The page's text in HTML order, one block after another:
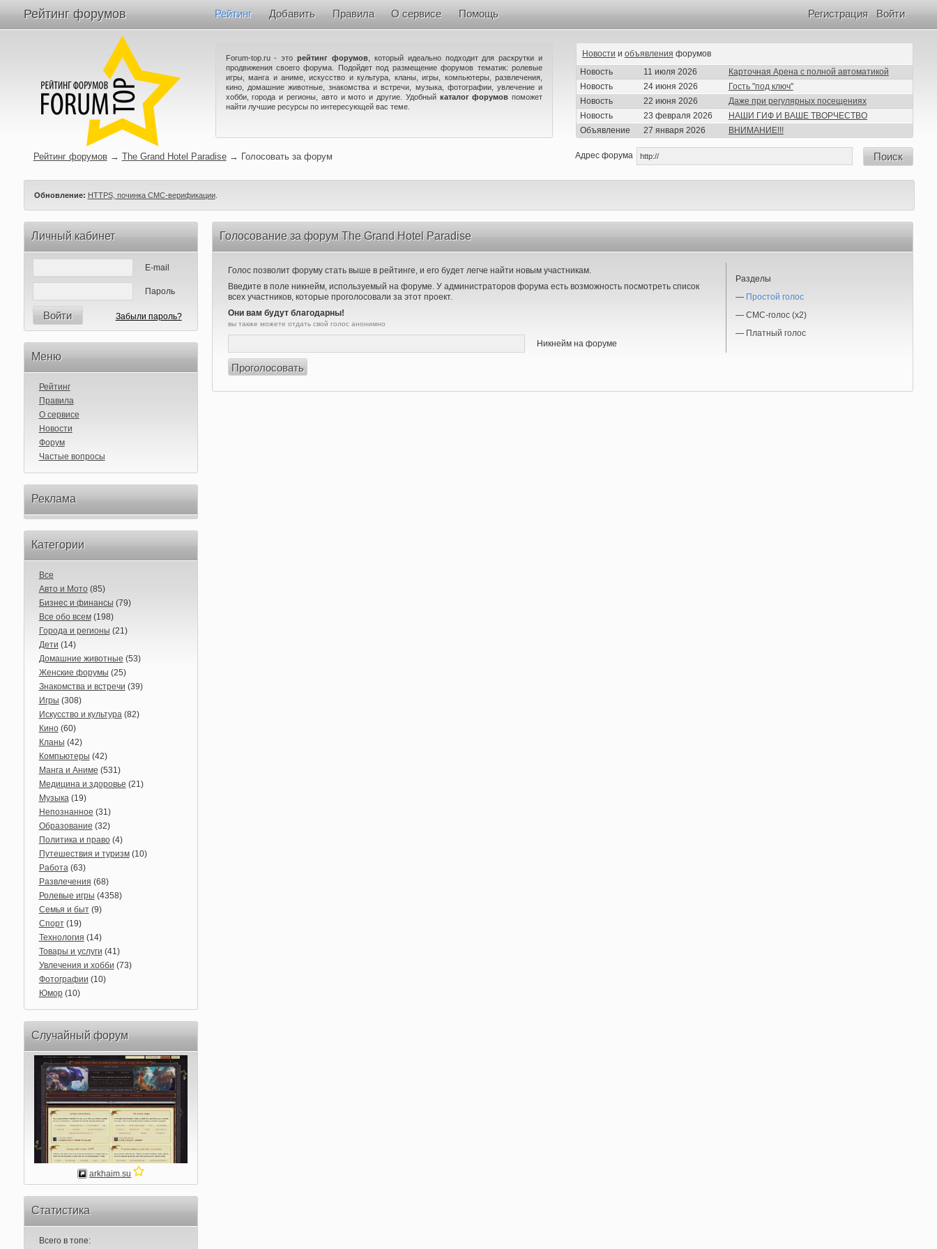
Рейтинг форумов Рейтинг Добавить Правила О сервисе Помощь Войти
Регистрация
Forum-top.ru - эторейтинг форумов , который идеально подходит для раскрутки и
продвижения своего форума. Подойдет под размещение форумов тематик: ролевые
игры, манга и аниме, искусство и культура, кланы, игры, компьютеры, развлечения,
кино, домашние животные, знакомства и встречи, музыка, фотографии, увлечение и
хобби, города и регионы, авто и мото и другие. Удобный каталог форумов поможет
найти лучшие ресурсы по интересующей вас теме.
Новости и объявления форумов
Новость
11 июля 2026
Карточная Арена с полной автоматикой
Новость
24 июня 2026
Гость "под ключ"
Новость
22 июня 2026
Даже при регулярных посещениях
Новость
23 февраля 2026
НАШИ ГИФ И ВАШЕ ТВОРЧЕСТВО
Объявление
27 января 2026 ВНИМАНИЕ!!!
Адрес форума Поиск
Рейтинг форумов → The Grand Hotel Paradise → Голосовать за форум
Обновление: HTTPS, починка СМС-верификации.
Личный кабинет
E-mail
Пароль
Войти Забыли пароль?
Меню
Рейтинг
Правила
О сервисе
Новости
Форум
Частые вопросы
Реклама
Категории
Все
Авто и Мото(85)
Бизнес и финансы (79)
Все обо всем(198)
Города и регионы (21)
Дети (14)
Домашние животные (53)
Женские форумы (25)
Знакомства и встречи (39)
Игры (308)
Искусство и культура(82)
Кино(60)
Кланы (42)
Компьютеры (42)
Манга и Аниме (531)
Медицина и здоровье (21)
Музыка(19)
Непознанное (31)
Образование (32)
Политика и право(4)
Путешествия и туризм(10)
Работа(63)
Развлечения (68)
Ролевые игры (4358)
Семья и быт(9)
Спорт(19)
Технология (14)
Товары и услуги (41)
Увлечения и хобби (73)
Фотографии (10)
Юмор(10)
Случайный форум
arkhaim.su
Статистика
Всего в топе:
Голосование за форум The Grand Hotel Paradise
Голос позволит форуму стать выше в рейтинге, и его будет легче найти новым участникам.
Введите в поле никнейм, используемый на форуме. У администраторов форума есть возможность посмотреть список
всех участников, которые проголосовали за этот проект.
Они вам будут благодарны!
вы также можете отдать свой голос анонимно
Никнейм на форуме
Разделы
— Простой голос
— СМС-голос (x2)
— Платный голос